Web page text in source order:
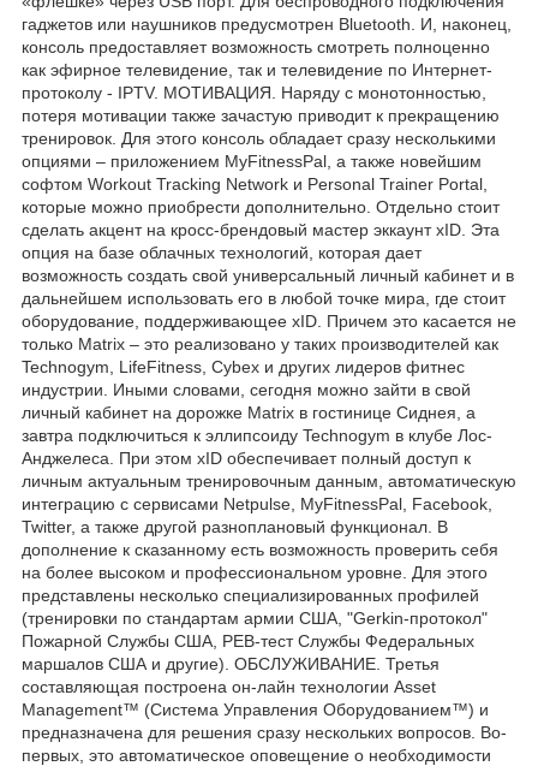
гаджетов или наушников предусмотрен Bluetooth. И, наконец,
консоль предоставляет возможность смотреть полноценно
как эфирное телевидение, так и телевидение по Интернет-
протоколу - IPTV. МОТИВАЦИЯ. Наряду с монотонностью,
потеря мотивации также зачастую приводит к прекращению
тренировок. Для этого консоль обладает сразу несколькими
опциями – приложением MyFitnessPal, а также новейшим
софтом Workout Tracking Network и Personal Trainer Portal,
которые можно приобрести дополнительно. Отдельно стоит
сделать акцент на кросс-брендовый мастер эккаунт xID. Эта
опция на базе облачных технологий, которая дает
возможность создать свой универсальный личный кабинет и в
дальнейшем использовать его в любой точке мира, где стоит
оборудование, поддерживающее xID. Причем это касается не
только Matrix – это реализовано у таких производителей как
Technogym, LifeFitness, Cybex и других лидеров фитнес
индустрии. Иными словами, сегодня можно зайти в свой
личный кабинет на дорожке Matrix в гостинице Сиднея, а
завтра подключиться к эллипсоиду Technogym в клубе Лос-
Анджелеса. При этом xID обеспечивает полный доступ к
личным актуальным тренировочным данным, автоматическую
интеграцию с сервисами Netpulse, MyFitnessPal, Facebook,
Twitter, а также другой разноплановый функционал. В
дополнение к сказанному есть возможность проверить себя
на более высоком и профессиональном уровне. Для этого
представлены несколько специализированных профилей
(тренировки по стандартам армии США, "Gerkin-протокол"
Пожарной Службы США, PEB-тест Службы Федеральных
маршалов США и другие). ОБСЛУЖИВАНИЕ. Третья
составляющая построена он-лайн технологии Asset
Management™ (Система Управления Оборудованием™) и
предназначена для решения сразу нескольких вопросов. Во-
первых, это автоматическое оповещение о необходимости